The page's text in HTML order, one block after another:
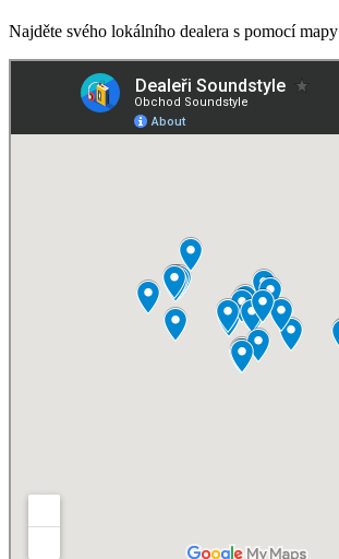
Najděte svého lokálního dealera s pomocí mapy